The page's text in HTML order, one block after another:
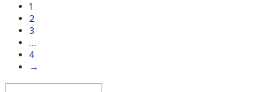
1
2
3
...
4
→